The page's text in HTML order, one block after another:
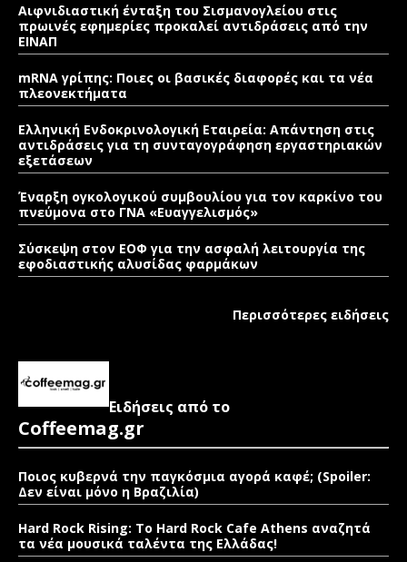
Αιφνιδιαστική ένταξη του Σισμανογλείου στις
πρωινές εφημερίες προκαλεί αντιδράσεις από την
ΕΙΝΑΠ
mRNA γρίπης: Ποιες οι βασικές διαφορές και τα νέα
πλεονεκτήματα
Ελληνική Ενδοκρινολογική Εταιρεία: Απάντηση στις
αντιδράσεις για τη συνταγογράφηση εργαστηριακών
εξετάσεων
Έναρξη ογκολογικού συμβουλίου για τον καρκίνο του
πνεύμονα στο ΓΝΑ «Ευαγγελισμός»
Σύσκεψη στον ΕΟΦ για την ασφαλή λειτουργία της
εφοδιαστικής αλυσίδας φαρμάκων
Περισσότερες ειδήσεις
Ειδήσεις από το
Coffeemag.gr
Ποιος κυβερνά την παγκόσμια αγορά καφέ; (Spoiler:
Δεν είναι μόνο η Βραζιλία)
Hard Rock Rising: Το Hard Rock Cafe Athens αναζητά
τα νέα μουσικά ταλέντα της Ελλάδας!